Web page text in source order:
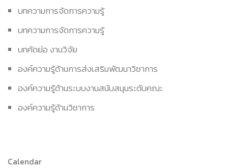
บทความการจัดการความรู้
บทความการจัดการความรู้
บทคัดย่อ งานวิจัย
องค์ความรู้ด้านการส่งเสริมพัฒนาวิชาการ
องค์ความรู้ด้านระบบงานสนับสนุนระดับคณะ
องค์ความรู้ด้านวิชาการ
Calendar